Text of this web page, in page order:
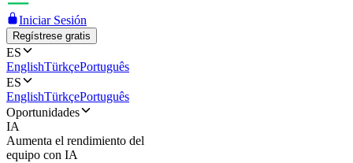
Iniciar Sesión
Regístrese gratis
ES
EnglishTürkçePortuguês
ES
EnglishTürkçePortuguês
Oportunidades
IA
Aumenta el rendimiento del
equipo con IA